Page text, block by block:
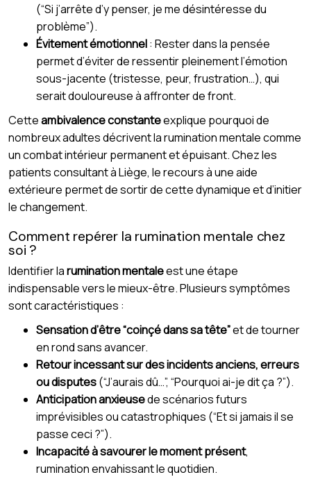
(“Si j’arrête d’y penser, je me désintéresse du
problème”).
Évitement émotionnel: Rester dans la pensée
permet d’éviter de ressentir pleinement l’émotion
sous-jacente (tristesse, peur, frustration…), qui
serait douloureuse à affronter de front.
Cetteambivalence constanteexplique pourquoi de
nombreux adultes décrivent la rumination mentale comme
un combat intérieur permanent et épuisant. Chez les
patients consultant à Liège, le recours à une aide
extérieure permet de sortir de cette dynamique et d’initier
le changement.
Comment repérer la rumination mentale chez
soi ?
Identifier larumination mentaleest une étape
indispensable vers le mieux-être. Plusieurs symptômes
sont caractéristiques :
Sensation d’être “coinçé dans sa tête”et de tourner
en rond sans avancer.
Retour incessant sur des incidents anciens, erreurs
ou disputes(“J’aurais dû…”, “Pourquoi ai-je dit ça ?”).
Anticipation anxieusede scénarios futurs
imprévisibles ou catastrophiques (“Et si jamais il se
passe ceci ?”).
Incapacité à savourer le moment présent,
rumination envahissant le quotidien.